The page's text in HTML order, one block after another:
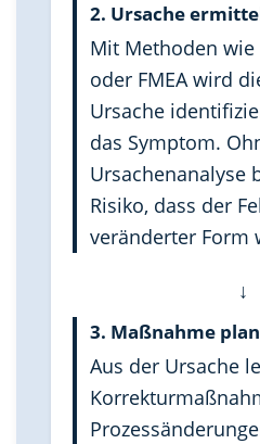
2. Ursache
Mit Methoden wie
oder FMEA wird
Ursache
das Symptom.
Ursachenanalyse
Risiko, dass der
veränderter Form
↓
3. Maßnahme
Aus der Ursache